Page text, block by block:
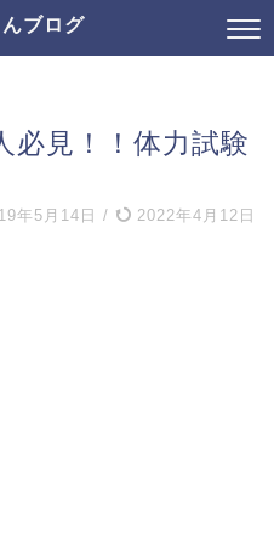
ブログ
必見！！体力試験
年5月14日 / 2022年4月12日